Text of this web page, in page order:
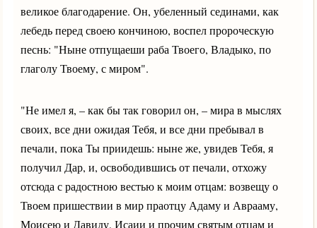
великое благодарение. Он, убеленный сединами, как
лебедь перед своею кончиною, воспел пророческую
песнь: "Ныне отпущаеши раба Твоего, Владыко, по
глаголу Твоему, с миром".
"Не имел я, – как бы так говорил он, – мира в мыслях
своих, все дни ожидая Тебя, и все дни пребывал в
печали, пока Ты приидешь: ныне же, увидев Тебя, я
получил Дар, и, освободившись от печали, отхожу
отсюда с радостною вестью к моим отцам: возвещу о
Твоем пришествии в мир праотцу Адаму и Аврааму,
Моисею и Давиду, Исаии и прочим святым отцам и